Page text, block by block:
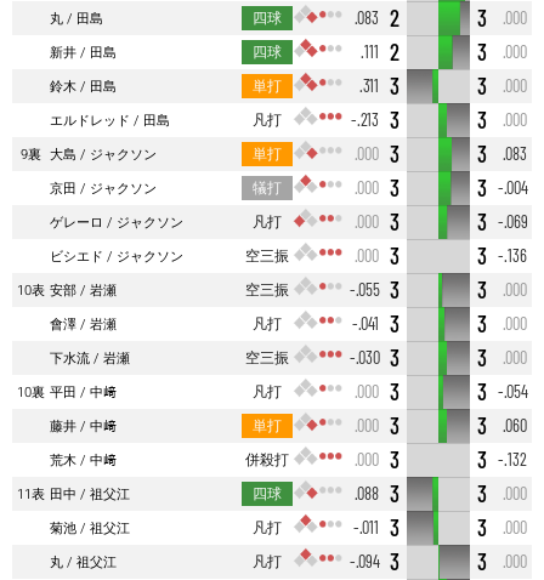
丸
田島 四球 .083 2 3
.000
新井
田島 四球 .111 2 3
.000
鈴木
田島 単打 .311 3 3
.000
エルドレッド
田島 凡打 -.213 3 3
.000
9裏 大島 ジャクソン 単打 .000 3 3
.083
京田
ジャクソン 犠打 .000 3 3 -.004
ゲレーロ
ジャクソン 凡打 .000 3 3 -.069
ビシエド
ジャクソン 空三振 .000 3 3 -.136
10表 安部 岩瀬 空三振 -.055 3 3
.000
會澤
岩瀬 凡打 -.041 3 3
.000
下水流
岩瀬 空三振 -.030 3 3
.000
10裏 平田 中﨑 凡打 .000 3 3 -.054
藤井
中﨑 単打 .000 3 3
.060
荒木
中﨑 併殺打 .000 3 3 -.132
11表 田中 祖父江 四球 .088 3 3
.000
菊池
祖父江 凡打 -.011 3 3
.000
丸
祖父江 凡打 -.094 3 3
.000